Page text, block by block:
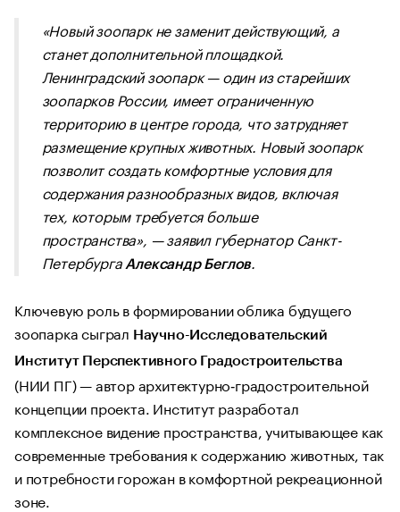
«Новый зоопарк не заменит действующий, а
станет дополнительной площадкой.
Ленинградский зоопарк — один из старейших
зоопарков России, имеет ограниченную
территорию в центре города, что затрудняет
размещение крупных животных. Новый зоопарк
позволит создать комфортные условия для
содержания разнообразных видов, включая
тех, которым требуется больше
пространства», — заявил губернатор Санкт-
Петербурга Александр Беглов.
Ключевую роль в формировании облика будущего
зоопарка сыграл Научно-Исследовательский
Институт Перспективного Градостроительства
(НИИ ПГ) — автор архитектурно‑градостроительной
концепции проекта. Институт разработал
комплексное видение пространства, учитывающее как
современные требования к содержанию животных, так
и потребности горожан в комфортной рекреационной
зоне.